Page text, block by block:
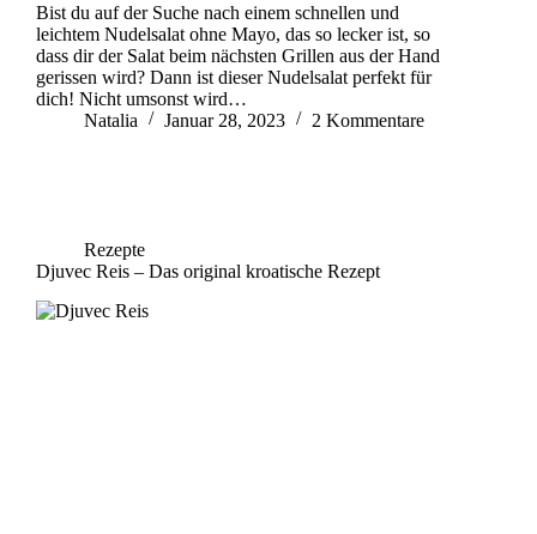
Bist du auf der Suche nach einem schnellen und
leichtem Nudelsalat ohne Mayo, das so lecker ist, so
dass dir der Salat beim nächsten Grillen aus der Hand
gerissen wird? Dann ist dieser Nudelsalat perfekt für
dich! Nicht umsonst wird…
Natalia
Januar 28, 2023 2 Kommentare
Rezepte
Djuvec Reis – Das original kroatische Rezept